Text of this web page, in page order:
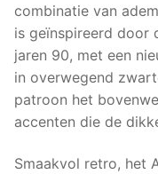
combinatie van
is geïnspireerd door
jaren 90, met een
in overwegend
patroon het
accenten die de
Smaakvol retro, het